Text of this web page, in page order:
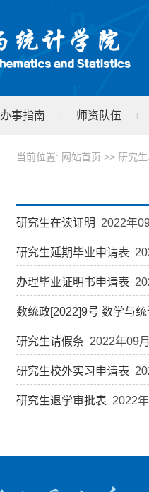
办事指南 | 师资队伍 |
当前位置: 网站首页 >> 研究
研究生在读证明 2022年
研究生延期毕业申请表
办理毕业证明书申请表
数统政[2022]9号 数学与
研究生请假条 2022年09
研究生校外实习申请表
研究生退学审批表 2022